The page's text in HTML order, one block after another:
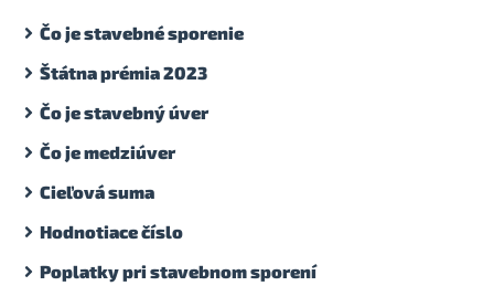
Čo je stavebné sporenie
Štátna prémia 2023
Čo je stavebný úver
Čo je medziúver
Cieľová suma
Hodnotiace číslo
Poplatky pri stavebnom sporení